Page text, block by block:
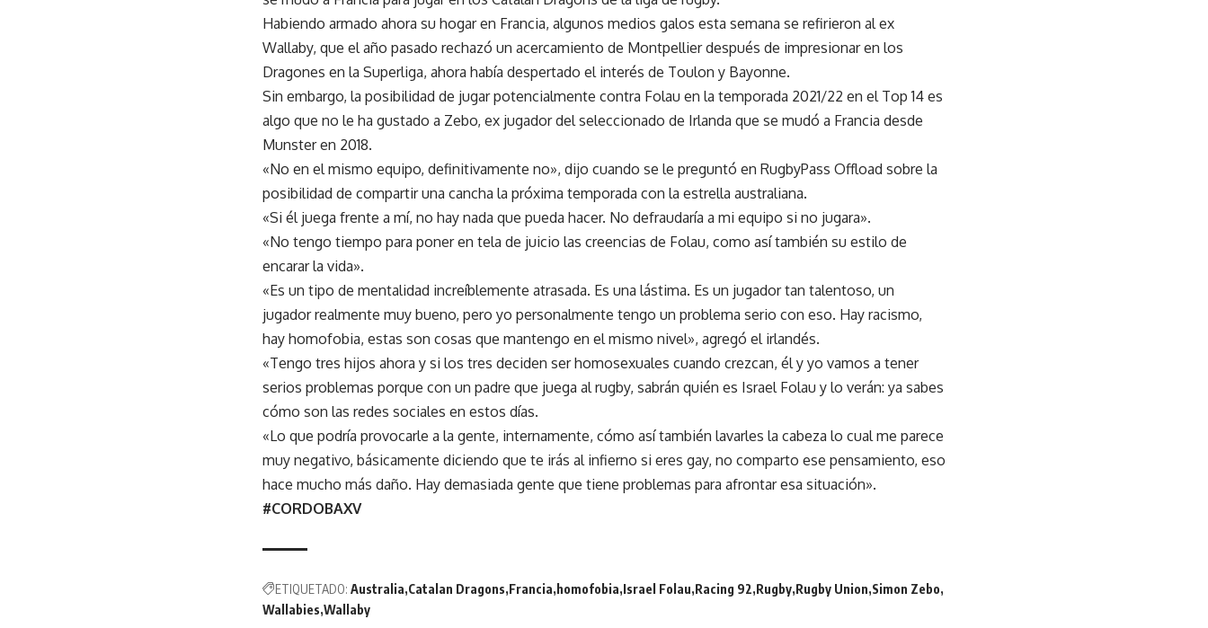
Habiendo armado ahora su hogar en Francia, algunos medios galos esta semana se refirieron al ex
Wallaby, que el año pasado rechazó un acercamiento de Montpellier después de impresionar en los
Dragones en la Superliga, ahora había despertado el interés de Toulon y Bayonne.
Sin embargo, la posibilidad de jugar potencialmente contra Folau en la temporada 2021/22 en el Top 14 es
algo que no le ha gustado a Zebo, ex jugador del seleccionado de Irlanda que se mudó a Francia desde
Munster en 2018.
«No en el mismo equipo, definitivamente no», dijo cuando se le preguntó en RugbyPass Offload sobre la
posibilidad de compartir una cancha la próxima temporada con la estrella australiana.
«Si él juega frente a mí, no hay nada que pueda hacer. No defraudaría a mi equipo si no jugara».
«No tengo tiempo para poner en tela de juicio las creencias de Folau, como así también su estilo de
encarar la vida».
«Es un tipo de mentalidad increíblemente atrasada. Es una lástima. Es un jugador tan talentoso, un
jugador realmente muy bueno, pero yo personalmente tengo un problema serio con eso. Hay racismo,
hay homofobia, estas son cosas que mantengo en el mismo nivel», agregó el irlandés.
«Tengo tres hijos ahora y si los tres deciden ser homosexuales cuando crezcan, él y yo vamos a tener
serios problemas porque con un padre que juega al rugby, sabrán quién es Israel Folau y lo verán: ya sabes
cómo son las redes sociales en estos días.
«Lo que podría provocarle a la gente, internamente, cómo así también lavarles la cabeza lo cual me parece
muy negativo, básicamente diciendo que te irás al infierno si eres gay, no comparto ese pensamiento, eso
hace mucho más daño. Hay demasiada gente que tiene problemas para afrontar esa situación».
#CORDOBAXV
ETIQUETADO: Australia Catalan Dragons Francia homofobia Israel Folau Racing 92 Rugby Rugby Union Simon Zebo
Wallabies Wallaby